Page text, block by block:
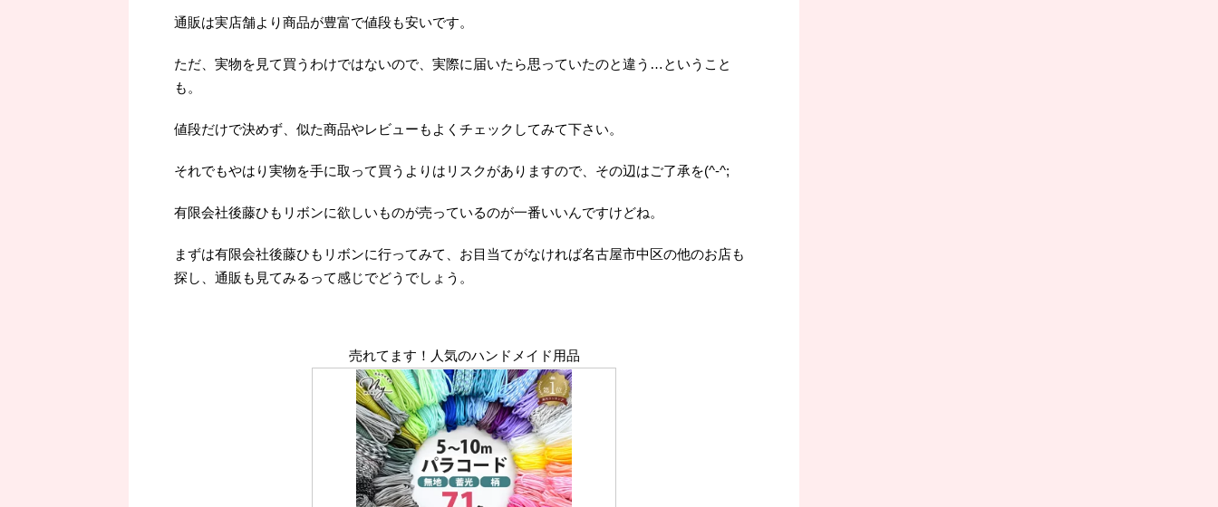
通販は実店舗より商品が豊富で値段も安いです。
ただ、実物を見て買うわけではないので、実際に届いたら思っていたのと違う…ということ
も。
値段だけで決めず、似た商品やレビューもよくチェックしてみて下さい。
それでもやはり実物を手に取って買うよりはリスクがありますので、その辺はご了承を(^-^;
有限会社後藤ひもリボンに欲しいものが売っているのが一番いいんですけどね。
まずは有限会社後藤ひもリボンに行ってみて、お目当てがなければ名古屋市中区の他のお店も
探し、通販も見てみるって感じでどうでしょう。
売れてます！人気のハンドメイド用品